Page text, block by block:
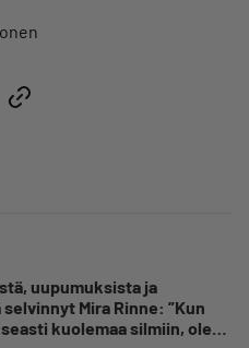
uupumuksista ja
Mira Rinne: ”Kun
kuolemaa silmiin, olen